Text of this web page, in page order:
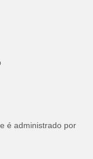
é administrado por